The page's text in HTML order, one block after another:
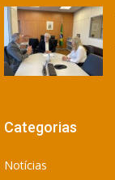
Categorias
Notícias